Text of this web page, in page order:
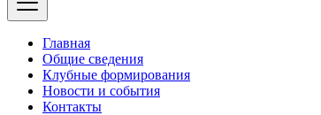
Главная
Общие сведения
Клубные формирования
Новости и события
Контакты